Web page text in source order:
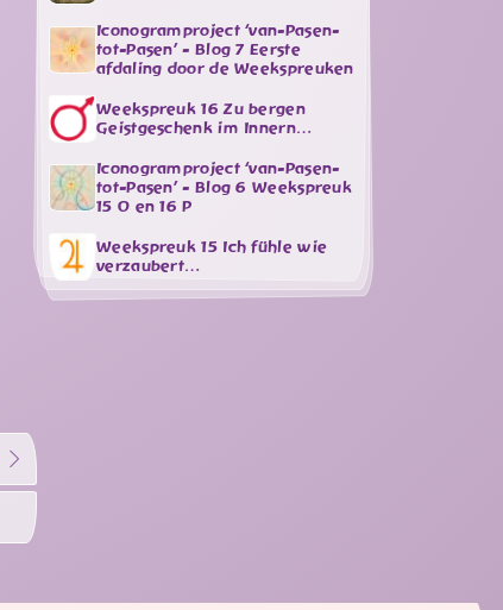
Iconogramproject ‘van-Pasen-
tot-Pasen’ - Blog 7 Eerste
afdaling door de Weekspreuken
Weekspreuk 16 Zu bergen
Geistgeschenk im Innern…
Iconogramproject ‘van-Pasen-
tot-Pasen’ - Blog 6 Weekspreuk
15 O en 16 P
Weekspreuk 15 Ich fühle wie
verzaubert…